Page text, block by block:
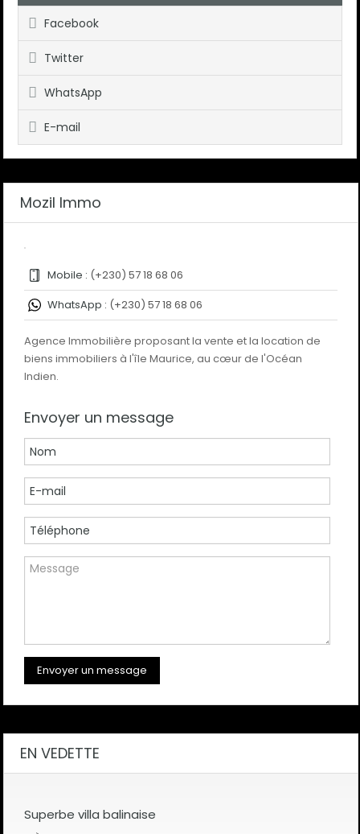
Facebook
Twitter
WhatsApp
E-mail
Mozil Immo
Mobile : (+230) 57 18 68 06
WhatsApp : (+230) 57 18 68 06
Agence Immobilière proposant la vente et la location de
biens immobiliers à l'île Maurice, au cœur de l'Océan
Indien.
Envoyer un message
EN VEDETTE
Superbe villa balinaise